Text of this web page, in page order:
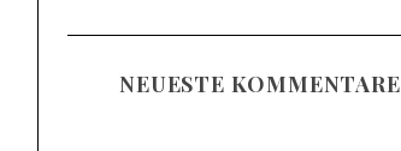
NEUESTE KOMMENTARE